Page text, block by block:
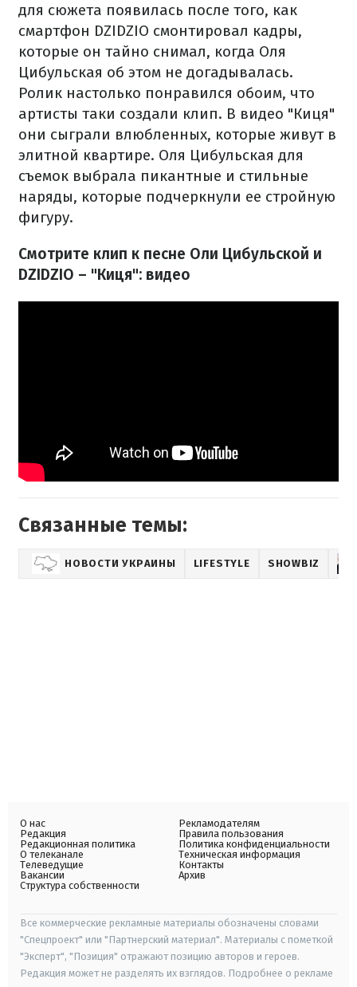
для сюжета появилась после того, как
смартфон DZIDZIO смонтировал кадры,
которые он тайно снимал, когда Оля
Цибульская об этом не догадывалась.
Ролик настолько понравился обоим, что
артисты таки создали клип. В видео "Киця"
они сыграли влюбленных, которые живут в
элитной квартире. Оля Цибульская для
съемок выбрала пикантные и стильные
наряды, которые подчеркнули ее стройную
фигуру.
Смотрите клип к песне Оли Цибульской и
DZIDZIO – "Киця": видео
Связанные темы:
НОВОСТИ УКРАИНЫ LIFESTYLE SHOWBIZ
О нас
Редакция
Редакционная политика
О телеканале
Телеведущие
Вакансии
Структура собственности
Рекламодателям
Правила пользования
Политика конфиденциальности
Техническая информация
Контакты
Архив
Все коммерческие рекламные материалы обозначены словами
"Спецпроект" или "Партнерский материал". Материалы с пометкой
"Эксперт", "Позиция" отражают позицию авторов и героев.
Редакция может не разделять их взглядов. Подробнее о рекламе